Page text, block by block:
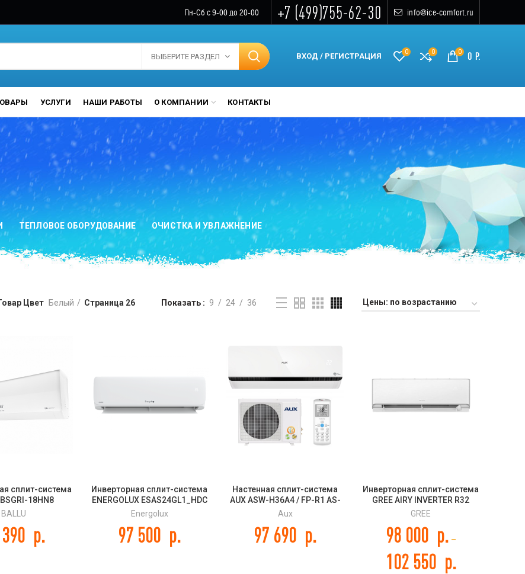
Пн-Сб с 9-00 до 20-00 +7 (499)755-62-30 info@ice-comfort.ru
ВЫБЕРИТЕ РАЗДЕЛ ВХОД / РЕГИСТРАЦИЯ 0 0 0 0 Р.
УСЛУГИ НАШИ РАБОТЫ О КОМПАНИИ КОНТАКТЫ
ТЕПЛОВОЕ ОБОРУДОВАНИЕ ОЧИСТКА И УВЛАЖНЕНИЕ
Цвет Белый Страница 26 Показать 9 24 36
сплит-система
BSGRI-18HN8
DC inverter
BALLU
р.
Инверторная сплит-система
ENERGOLUX ESAS24GL1_HDC
/ ESAU24GL1_HDC Glarus DC
Inverter
Energolux
97 500 р.
Настенная сплит-система
AUX ASW-H36A4 / FP-R1 AS-
H36A4 / FP-R1 PRIME ON/OFF
Aux
97 690 р.
Инверторная сплит-система
GREE AIRY INVERTER R32
WHITE / BLACK / GOLD,
GREE
98 000 р.–
102 550 р.